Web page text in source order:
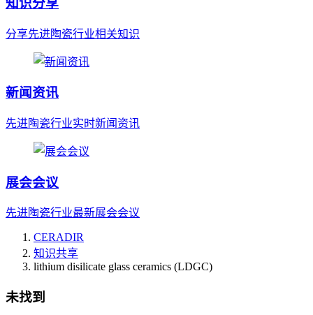
知识分享
分享先进陶瓷行业相关知识
新闻资讯
先进陶瓷行业实时新闻资讯
展会会议
先进陶瓷行业最新展会会议
CERADIR
知识共享
lithium disilicate glass ceramics (LDGC)
未找到